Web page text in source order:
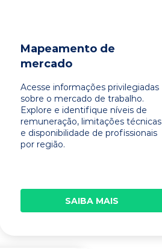
Mapeamento de
mercado
Acesse informações privilegiadas
sobre o mercado de trabalho.
Explore e identifique níveis de
remuneração, limitações técnicas
e disponibilidade de profissionais
por região.
SAIBA MAIS